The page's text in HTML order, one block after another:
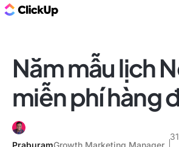
Năm mẫu lịch
miễn phí hàng
PraburamGrowth Marketing Manager